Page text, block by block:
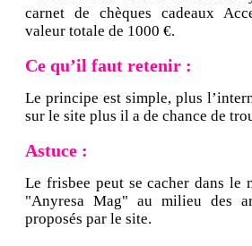
carnet de chèques cadeaux
valeur totale de 1000 €.
Ce qu’il faut retenir :
Le principe est simple, plus
sur le site plus il a de chance de
Astuce :
Le frisbee peut se cacher dans le
"Anyresa Mag" au milieu des
proposés par le site.